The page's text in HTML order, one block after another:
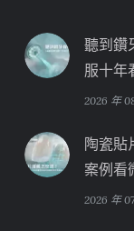
聽到鑽
服十年
2026 年
陶瓷貼
案例看
2026 年